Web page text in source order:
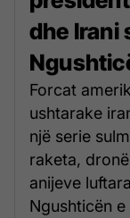
dhe Irani
Forcat
ushtarake
një serie
raketa,
anijeve
Ngushticën